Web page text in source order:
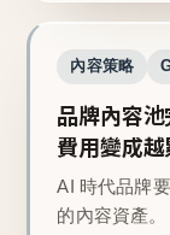
內容策略
品牌內容
費用變成
AI 時代品牌
的內容資產。